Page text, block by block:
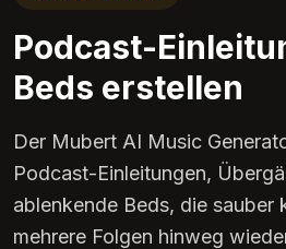
Podcast-
Beds erstellen
Der Mubert AI Music
Podcast-Einleitungen,
ablenkende Beds, die sauber
mehrere Folgen hinweg